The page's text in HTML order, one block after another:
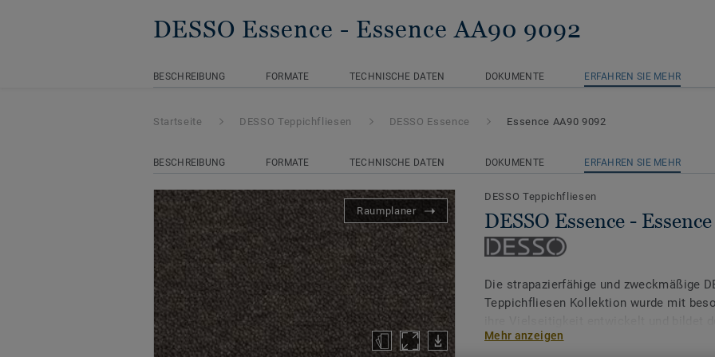
DESSO Essence - Essence AA90 9092
BESCHREIBUNG FORMATE TECHNISCHE DATEN DOKUMENTE ERFAHREN SIE MEHR
Startseite DESSO Teppichfliesen DESSO Essence Essence AA90 9092
BESCHREIBUNG FORMATE TECHNISCHE DATEN DOKUMENTE ERFAHREN SIE MEHR
Raumplaner
DESSO Teppichfliesen
DESSO Essence -
Die strapazierfähige und zweckmäßige
Teppichfliesen Kollektion wurde mit
eine Auswahl an vier Teppichfliesen
Mehr anzeigen